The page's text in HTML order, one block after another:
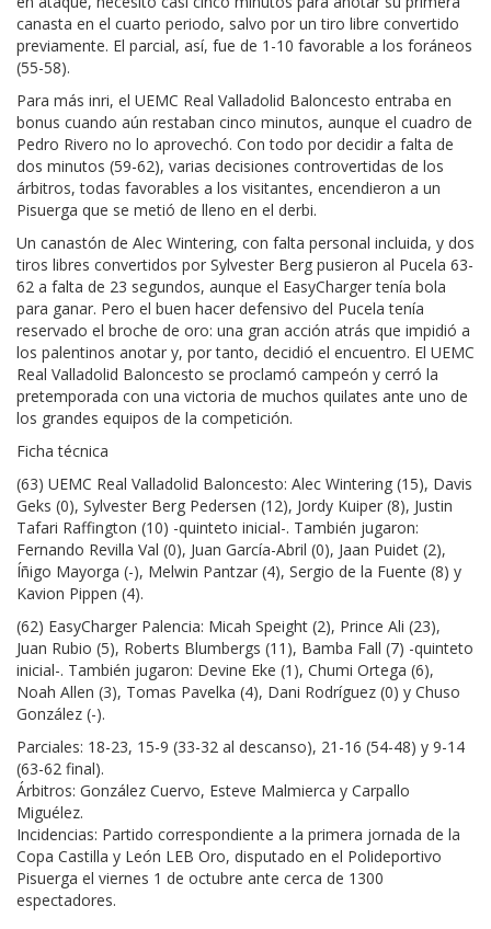
canasta en el cuarto periodo, salvo por un tiro libre convertido
previamente. El parcial, así, fue de 1-10 favorable a los foráneos
(55-58).
Para más inri, el UEMC Real Valladolid Baloncesto entraba en
bonus cuando aún restaban cinco minutos, aunque el cuadro de
Pedro Rivero no lo aprovechó. Con todo por decidir a falta de
dos minutos (59-62), varias decisiones controvertidas de los
árbitros, todas favorables a los visitantes, encendieron a un
Pisuerga que se metió de lleno en el derbi.
Un canastón de Alec Wintering, con falta personal incluida, y dos
tiros libres convertidos por Sylvester Berg pusieron al Pucela 63-
62 a falta de 23 segundos, aunque el EasyCharger tenía bola
para ganar. Pero el buen hacer defensivo del Pucela tenía
reservado el broche de oro: una gran acción atrás que impidió a
los palentinos anotar y, por tanto, decidió el encuentro. El UEMC
Real Valladolid Baloncesto se proclamó campeón y cerró la
pretemporada con una victoria de muchos quilates ante uno de
los grandes equipos de la competición.
Ficha técnica
(63) UEMC Real Valladolid Baloncesto: Alec Wintering (15), Davis
Geks (0), Sylvester Berg Pedersen (12), Jordy Kuiper (8), Justin
Tafari Raffington (10) -quinteto inicial-. También jugaron:
Fernando Revilla Val (0), Juan García-Abril (0), Jaan Puidet (2),
Íñigo Mayorga (-), Melwin Pantzar (4), Sergio de la Fuente (8) y
Kavion Pippen (4).
(62) EasyCharger Palencia: Micah Speight (2), Prince Ali (23),
Juan Rubio (5), Roberts Blumbergs (11), Bamba Fall (7) -quinteto
inicial-. También jugaron: Devine Eke (1), Chumi Ortega (6),
Noah Allen (3), Tomas Pavelka (4), Dani Rodríguez (0) y Chuso
González (-).
Parciales: 18-23, 15-9 (33-32 al descanso), 21-16 (54-48) y 9-14
(63-62 final).
Árbitros: González Cuervo, Esteve Malmierca y Carpallo
Miguélez.
Incidencias: Partido correspondiente a la primera jornada de la
Copa Castilla y León LEB Oro, disputado en el Polideportivo
Pisuerga el viernes 1 de octubre ante cerca de 1300
espectadores.